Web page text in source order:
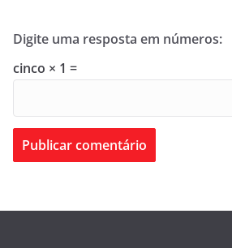
Digite uma resposta em números:
cinco × 1 =